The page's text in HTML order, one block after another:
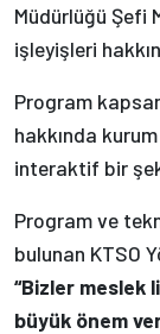
Müdürlüğü Şefi
işleyişleri
Program
hakkında
interaktif bir
Program ve
bulunan KTSO
“Bizler meslek
büyük önem